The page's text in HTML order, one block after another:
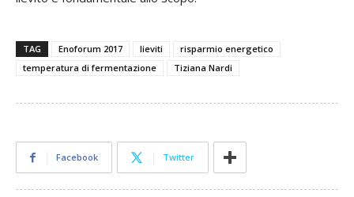
TAG Enoforum 2017 lieviti
risparmio energetico
temperatura di fermentazione
Tiziana Nardi
Facebook Twitter